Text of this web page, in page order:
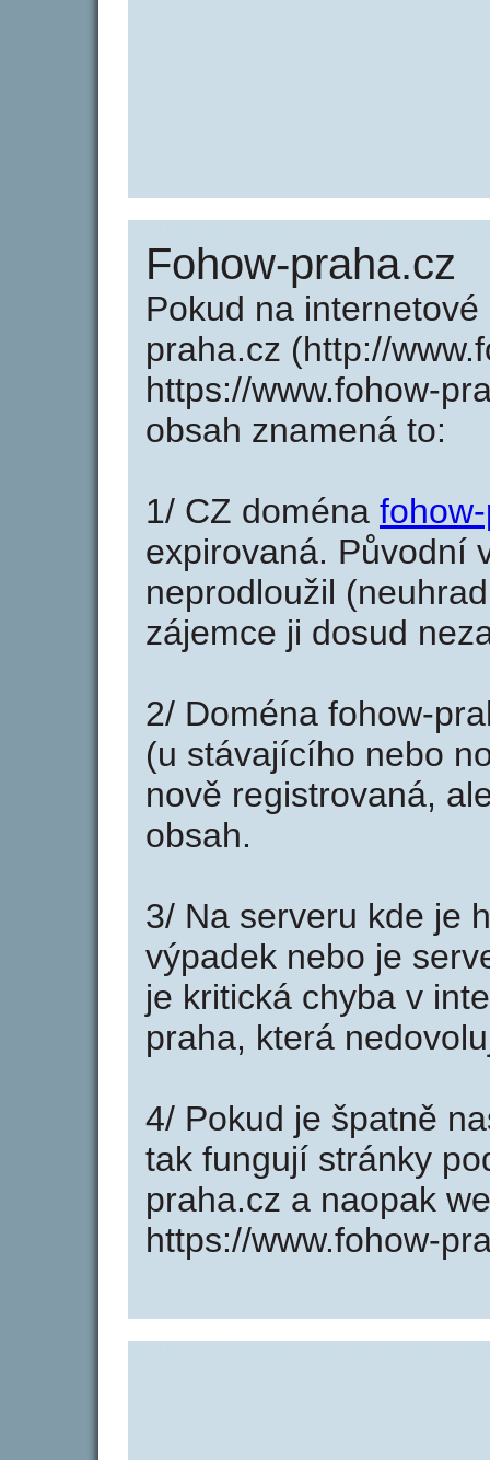
Fohow-praha.cz
Pokud na
praha.cz (http://
https://www.fohow-
obsah znamená to:
1/ CZ doména
expirovaná. Původní
neprodloužil
zájemce ji dosud
2/ Doména fohow-
(u stávajícího nebo
nově registrovaná,
obsah.
3/ Na serveru kde je
výpadek nebo je
je kritická chyba v
praha, která
4/ Pokud je špatně
tak fungují stránky
praha.cz a naopak
https://www.fohow-